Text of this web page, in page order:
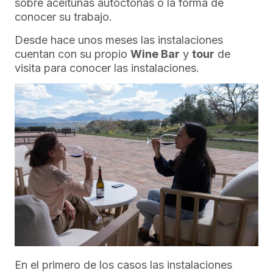
sobre aceitunas autóctonas o la forma de
conocer su trabajo.
Desde hace unos meses las instalaciones
cuentan con su propio Wine Bar y tour de
visita para conocer las instalaciones.
En el primero de los casos las instalaciones